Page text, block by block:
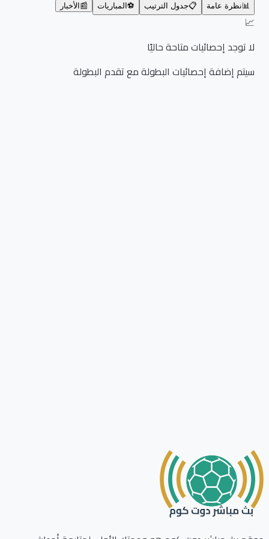
نظرة عامة 📋 جدول الترتيب ⚽ المباريات 📰 الأخبار
لا توجد إحصائيات متاحة حاليًا
سيتم إضافة إحصائيات البطولة مع تقدم البطولة